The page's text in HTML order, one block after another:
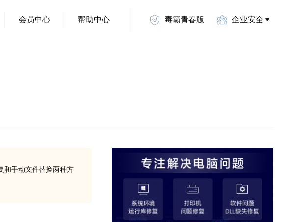
会员中心 帮助中心 毒霸青春版 企业安全
和手动文件替换两种方